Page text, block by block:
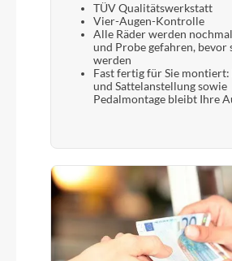
TÜV Qualitätswerkstatt
Vier-Augen-Kontrolle
Alle Räder werden
und Probe gefahren, bevor
werden
Fast fertig für Sie
und Sattelanstellung sowie
Pedalmontage bleibt Ihre